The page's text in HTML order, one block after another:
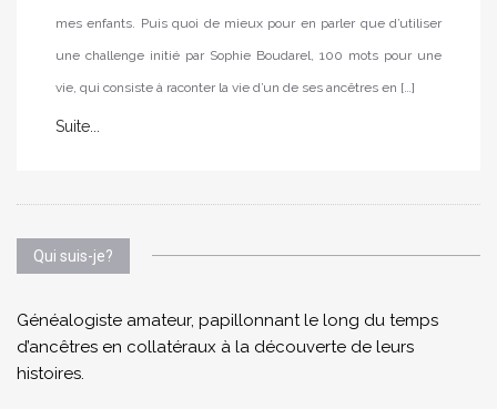
mes enfants. Puis quoi de mieux pour en parler que d’utiliser
une challenge initié par Sophie Boudarel, 100 mots pour une
vie, qui consiste à raconter la vie d’un de ses ancêtres en […]
Suite...
Qui suis-je?
Généalogiste amateur, papillonnant le long du temps
d’ancêtres en collatéraux à la découverte de leurs
histoires.